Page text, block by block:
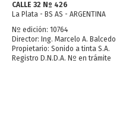
CALLE 32 Nº 426
La Plata - BS AS - ARGENTINA
Nº edición: 10764
Director: Ing. Marcelo A. Balcedo
Propietario: Sonido a tinta S.A.
Registro D.N.D.A. Nº en trámite